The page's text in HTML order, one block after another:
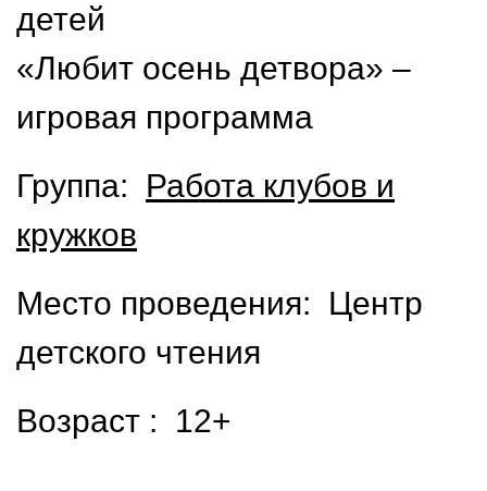
детей
«Любит осень детвора» –
игровая программа
Группа: Работа клубов и
кружков
Место проведения: Центр
детского чтения
Возраст : 12+